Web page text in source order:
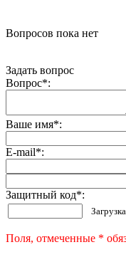
Вопросов пока нет
Задать вопрос
Вопрос*:
Ваше имя*:
E-mail*:
Защитный код*:
Поля, отмеченные *